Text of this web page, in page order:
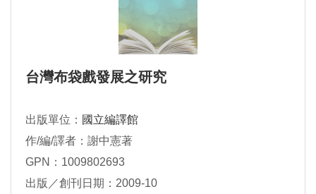
台灣布袋戲發展之研究
出版單位： 國立編譯館
作/編/譯者：謝中憲著
GPN：1009802693
出版／創刊日期：2009-10